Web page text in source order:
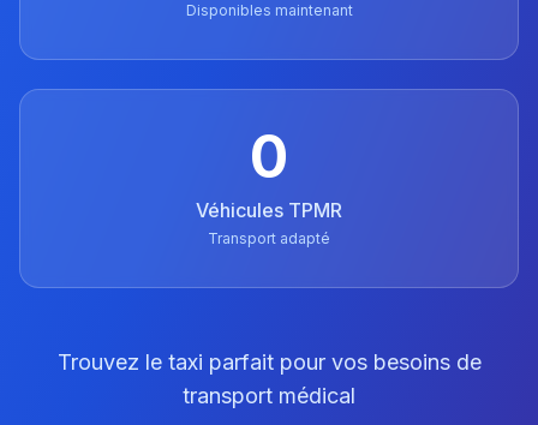
Disponibles maintenant
0
Véhicules TPMR
Transport adapté
Trouvez le taxi parfait pour vos besoins de
transport médical